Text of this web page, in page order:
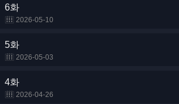
6화
2026-05-10
5화
2026-05-03
4화
2026-04-26